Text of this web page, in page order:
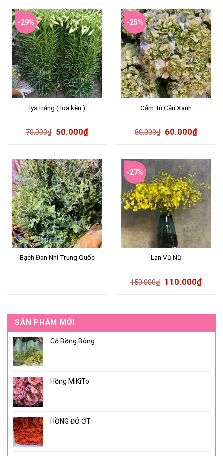
SẢN PHẨM MỚI
Cỏ Bồng Bông
Hồng MiKiTo
HỒNG ĐỎ ỚT
-29%
lys trắng ( loa kèn )
70.000₫ 50.000₫
-25%
Cẩm Tú Cầu Xanh
80.000₫ 60.000₫
Bạch Đàn Nhí Trung Quốc
-27%
Lan Vũ Nữ
150.000₫ 110.000₫